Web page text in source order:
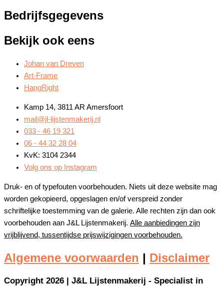
Bedrijfsgegevens
Bekijk ook eens
Johan van Dreven
Art-Frame
HangRight
Kamp 14, 3811 AR Amersfoort
mail@jl-lijstenmakerij.nl
033 - 46 19 321
06 - 44 32 28 04
KvK: 3104 2344
Volg ons op Instagram
Druk- en of typefouten voorbehouden. Niets uit deze website mag
worden gekopieerd, opgeslagen en/of verspreid zonder
schriftelijke toestemming van de galerie. Alle rechten zijn dan ook
voorbehouden aan J&L Lijstenmakerij. Alle aanbiedingen zijn
vrijblijvend, tussentijdse prijswijzigingen voorbehouden.
Algemene voorwaarden Disclaimer
Copyright 2026 | J&L Lijstenmakerij - Specialist in